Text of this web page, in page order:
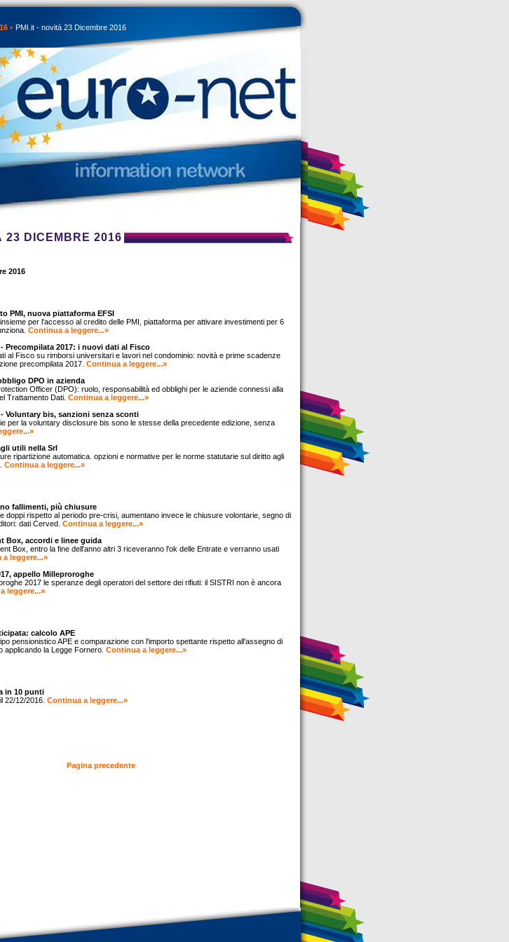
PMI.it - novità 23 Dicembre 2016
23 DICEMBRE 2016
2016
PMI, nuova piattaforma EFSI
per l'accesso al credito delle PMI, piattaforma per attivare investimenti per 6
Continua a leggere...»
- Precompilata 2017: i nuovi dati al Fisco
al Fisco su rimborsi universitari e lavori nel condominio: novità e prime scadenze
precompilata 2017. Continua a leggere...»
DPO in azienda
Officer (DPO): ruolo, responsabilità ed obblighi per le aziende connessi alla
Trattamento Dati. Continua a leggere...»
- Voluntary bis, sanzioni senza sconti
per la voluntary disclosure bis sono le stesse della precedente edizione, senza
utili nella Srl
ripartizione automatica. opzioni e normative per le norme statutarie sul diritto agli
Continua a leggere...»
fallimenti, più chiusure
doppi rispetto al periodo pre-crisi, aumentano invece le chiusure volontarie, segno di
dati Cerved. Continua a leggere...»
Box, accordi e linee guida
Box, entro la fine dell'anno altri 3 riceveranno l'ok delle Entrate e verranno usati
a leggere...»
appello Milleproroghe
2017 le speranze degli operatori del settore dei rifiuti: il SISTRI non è ancora
leggere...»
calcolo APE
pensionistico APE e comparazione con l'importo spettante rispetto all'assegno di
applicando la Legge Fornero. Continua a leggere...»
in 10 punti
22/12/2016. Continua a leggere...»
Pagina precedente